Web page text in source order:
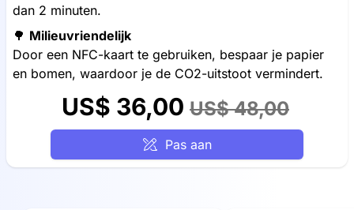
dan 2 minuten.
🌳 Milieuvriendelijk
Door een NFC-kaart te gebruiken, bespaar je papier
en bomen, waardoor je de CO2-uitstoot vermindert.
US$ 36,00 US$ 48,00
Pas aan